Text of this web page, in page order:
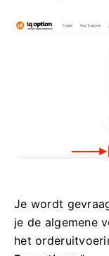
Je wordt
je de algemene
het